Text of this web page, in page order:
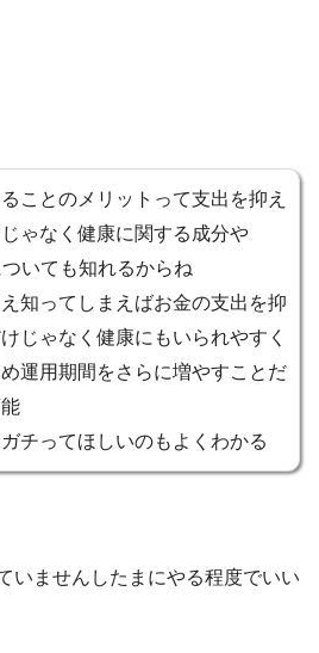
ことのメリットって支出を抑え
ゃなく健康に関する成分や
いても知れるからね
知ってしまえばお金の支出を抑
じゃなく健康にもいられやすく
運用期間をさらに増やすことだ
チってほしいのもよくわかる
いませんしたまにやる程度でいい